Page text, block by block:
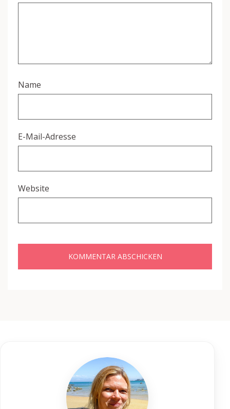
Name
E-Mail-Adresse
Website